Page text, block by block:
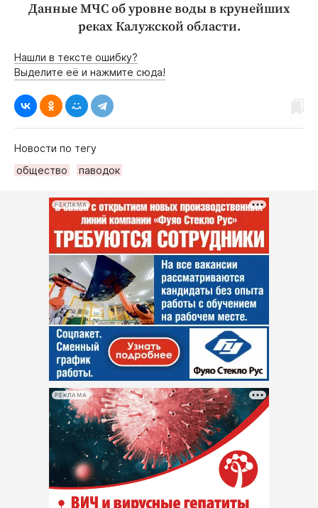
Данные МЧС об уровне воды в крунейших
реках Калужской области.
Нашли в тексте ошибку?
Выделите её и нажмите сюда!
Новости по тегу
общество
паводок
РЕКЛАМА
РЕКЛАМА